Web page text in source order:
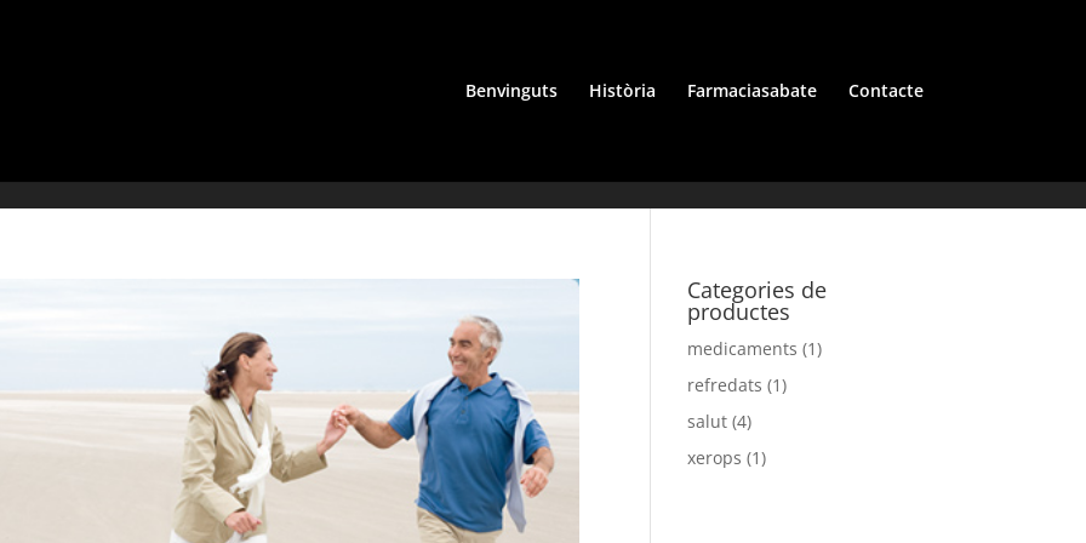
Benvinguts Història Farmaciasabate Contacte
Categories de
productes
medicaments (1)
refredats (1)
salut (4)
xerops (1)